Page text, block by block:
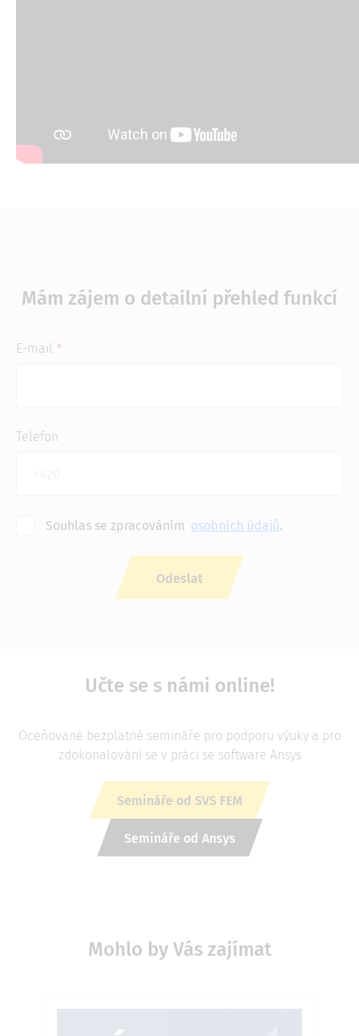
Mám zájem o detailní přehled funkcí
E-mail
Telefon
Souhlas se zpracováním osobních údajů.
Učte se s námi online!
Oceňované bezplatné semináře pro podporu výuky a pro
zdokonalování se v práci se software Ansys
Semináře od SVS FEM
Semináře od Ansys
Mohlo by Vás zajímat